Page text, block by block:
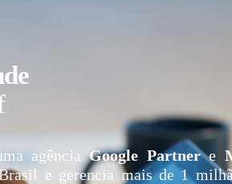
agênciaGoogle Partnere
e gerencia mais de 1